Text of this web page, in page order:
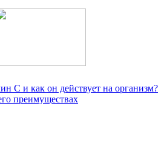
С и как он действует на организм?
преимуществах